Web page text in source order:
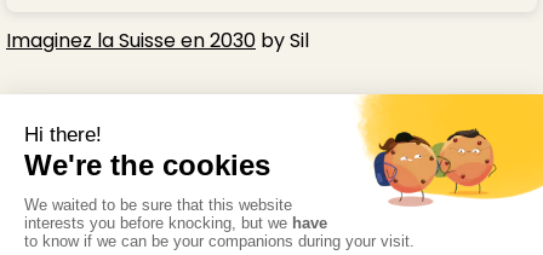
Imaginez la Suisse en 2030 by Sil
Ce futur respire déjà
Chaque jour, dans les hôpitaux et les cliniques d’Europe,